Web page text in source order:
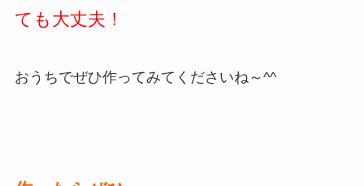
ても大丈夫！
おうちでぜひ作ってみてくださいね～^^